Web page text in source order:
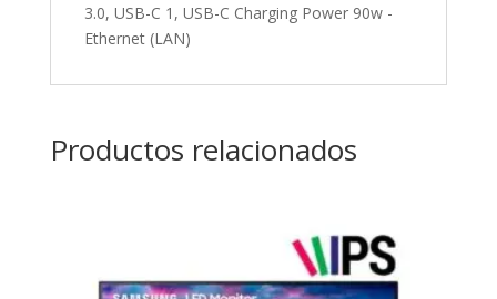
3.0, USB-C 1, USB-C Charging Power 90w -
Ethernet (LAN)
Productos relacionados